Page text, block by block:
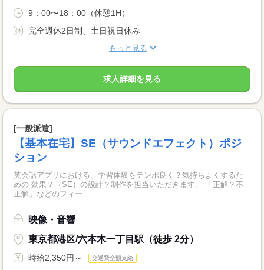
9：00〜18：00（休憩1H）
完全週休2日制、土日祝日休み
もっと見る
求人詳細を見る
[一般派遣]
【基本在宅】SE（サウンドエフェクト）ポジ
ション
英会話アプリにおける、学習体験をテンポ良く？気持ちよくするた
めの 効果？（SE）の設計？制作を担当いただきます。 「正解？不
正解」などのフィー...
映像・音響
東京都港区/六本木一丁目駅（徒歩 2分）
時給2,350円～ 交通費全額支給